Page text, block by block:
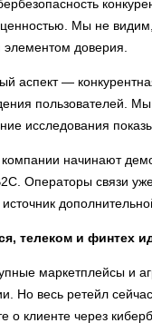
Мы не
элементом доверия.
аспект —
пользователей.
исследования
начинают
Операторы связи
телеком и финтех
маркетплейсы и
Но весь ретейл
о клиенте через